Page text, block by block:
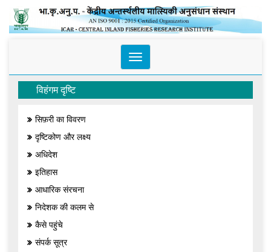
Toggle
navigation
विहंगम दृष्टि
सिफ़री का विवरण
दृष्टिकोण और लक्ष्य
अधिदेश
इतिहास
आधारिक संरचना
निदेशक की कलम से
कैसे पहुंचे
संपर्क सूत्र